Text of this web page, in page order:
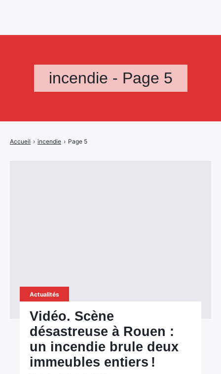
incendie - Page 5
Accueil › incendie › Page 5
Actualités
Vidéo. Scène
désastreuse à Rouen :
un incendie brule deux
immeubles entiers !